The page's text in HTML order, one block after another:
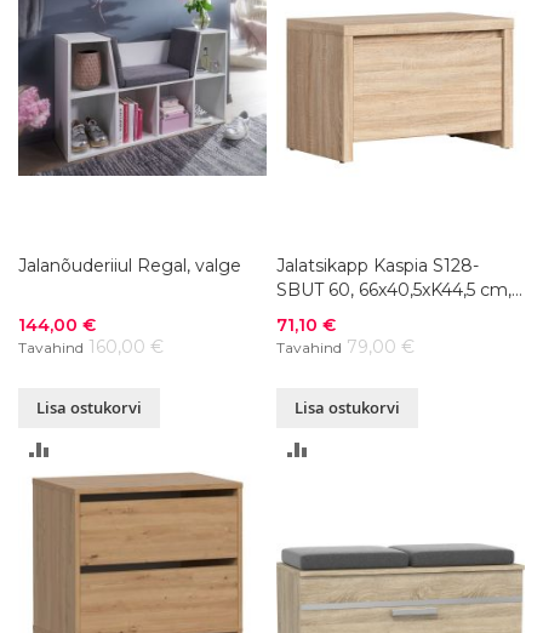
Jalanõuderiiul Regal, valge
Soodushind
144,00 €
Tavahind 160,00 €
Lisa ostukorvi
VÕRDLUSESSE
Jalatsikapp Kaspia S128-
SBUT 60, 66x40,5xK44,5 cm,
värvivalik
Soodushind
71,10 €
Tavahind 79,00 €
Lisa ostukorvi